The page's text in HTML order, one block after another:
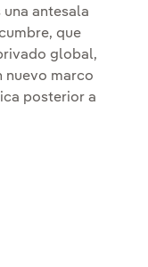
una antesala
que
global,
nuevo marco
posterior a
por la
por la
mundial por la